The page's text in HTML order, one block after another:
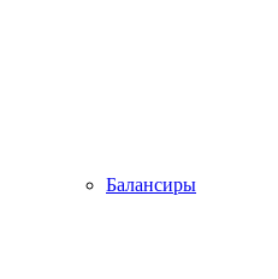
Балансиры